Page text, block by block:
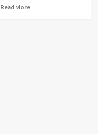
Read More